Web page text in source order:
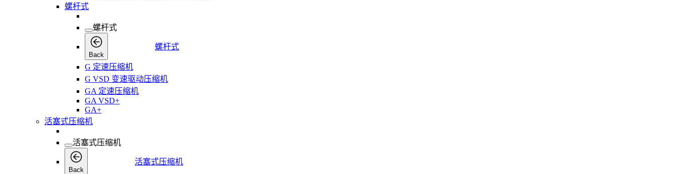
螺杆式
螺杆式
Back
螺杆式
G 定速压缩机
G VSD 变速驱动压缩机
GA 定速压缩机
GA VSD+
GA+
活塞式压缩机
活塞式压缩机
Back
活塞式压缩机